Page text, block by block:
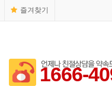
즐겨찾기
1666-